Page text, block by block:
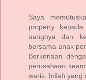
Saya
property
uangnya dan
bersama anak
Berkenaan
perusahaan
waris. Inilah yang